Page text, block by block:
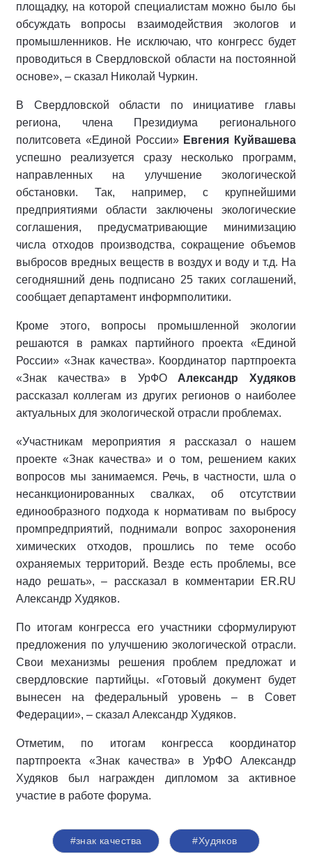
площадку, на которой специалистам можно было бы
обсуждать вопросы взаимодействия экологов и
промышленников. Не исключаю, что конгресс будет
проводиться в Свердловской области на постоянной
основе», – сказал Николай Чуркин.
В Свердловской области по инициативе главы
региона, члена Президиума регионального
политсовета «Единой России» Евгения Куйвашева
успешно реализуется сразу несколько программ,
направленных на улучшение экологической
обстановки. Так, например, с крупнейшими
предприятиями области заключены экологические
соглашения, предусматривающие минимизацию
числа отходов производства, сокращение объемов
выбросов вредных веществ в воздух и воду и т.д. На
сегодняшний день подписано 25 таких соглашений,
сообщает департамент информполитики.
Кроме этого, вопросы промышленной экологии
решаются в рамках партийного проекта «Единой
России» «Знак качества». Координатор партпроекта
«Знак качества» в УрФО Александр Худяков
рассказал коллегам из других регионов о наиболее
актуальных для экологической отрасли проблемах.
«Участникам мероприятия я рассказал о нашем
проекте «Знак качества» и о том, решением каких
вопросов мы занимаемся. Речь, в частности, шла о
несанкционированных свалках, об отсутствии
единообразного подхода к нормативам по выбросу
промпредприятий, поднимали вопрос захоронения
химических отходов, прошлись по теме особо
охраняемых территорий. Везде есть проблемы, все
надо решать», – рассказал в комментарии ER.RU
Александр Худяков.
По итогам конгресса его участники сформулируют
предложения по улучшению экологической отрасли.
Свои механизмы решения проблем предложат и
свердловские партийцы. «Готовый документ будет
вынесен на федеральный уровень – в Совет
Федерации», – сказал Александр Худяков.
Отметим, по итогам конгресса координатор
партпроекта «Знак качества» в УрФО Александр
Худяков был награжден дипломом за активное
участие в работе форума.
#знак качества #Худяков